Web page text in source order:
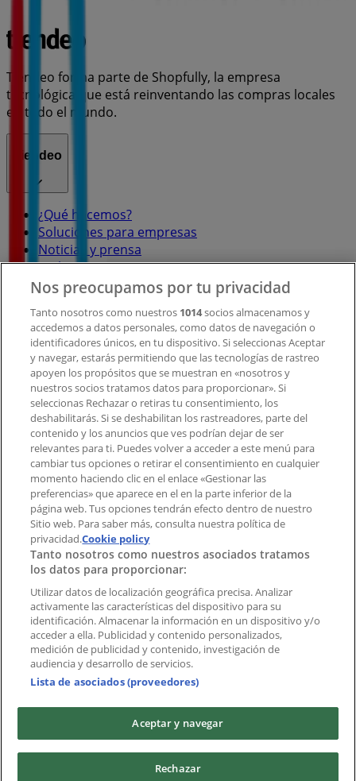
Tiendeo forma parte de Shopfully, la empresa
tecnológica que está reinventando las compras locales
en todo el mundo.
Tiendeo
¿Qué hacemos?
Soluciones para empresas
Noticias y prensa
Trabaja con nosotros
Contacto
Contacto comercial y de marketing
Tienda mal colocada en el mapa
Notificar un folleto
¿Encontraste un problema en la web o en la
aplicación?
Índices
Marcas
Negocios
Negocios cercanos
Productos
Ciudades
Descargar la APP Tiendeo
Copyright © Tiendeo ® 2026 · Shopfully Marketing S.L.U. –
Nos preocupamos por tu privacidad
Tanto nosotros como nuestros 1014socios almacenamos y
accedemos a datos personales, como datos de navegación o
identificadores únicos, en tu dispositivo. Si seleccionas Aceptar
y navegar, estarás permitiendo que las tecnologías de rastreo
apoyen los propósitos que se muestran en «nosotros y
nuestros socios tratamos datos para proporcionar». Si
seleccionas Rechazar o retiras tu consentimiento, los
deshabilitarás. Si se deshabilitan los rastreadores, parte del
contenido y los anuncios que ves podrían dejar de ser
relevantes para ti. Puedes volver a acceder a este menú para
cambiar tus opciones o retirar el consentimiento en cualquier
momento haciendo clic en el enlace «Gestionar las
preferencias» que aparece en el en la parte inferior de la
página web. Tus opciones tendrán efecto dentro de nuestro
Sitio web. Para saber más, consulta nuestra política de
privacidad.Cookie policy
Tanto nosotros como nuestros asociados tratamos
los datos para proporcionar:
Utilizar datos de localización geográfica precisa. Analizar
activamente las características del dispositivo para su
identificación. Almacenar la información en un dispositivo y/o
acceder a ella. Publicidad y contenido personalizados,
medición de publicidad y contenido, investigación de
audiencia y desarrollo de servicios.
Lista de asociados (proveedores)
Aceptar y navegar
Rechazar